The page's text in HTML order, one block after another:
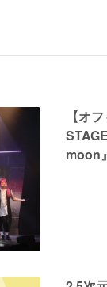
【オ
moon』